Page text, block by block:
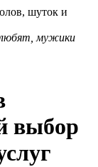
шуток и
любят, мужики
выбор